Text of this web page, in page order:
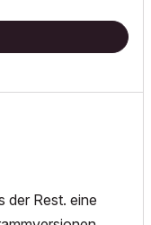
der Rest. eine